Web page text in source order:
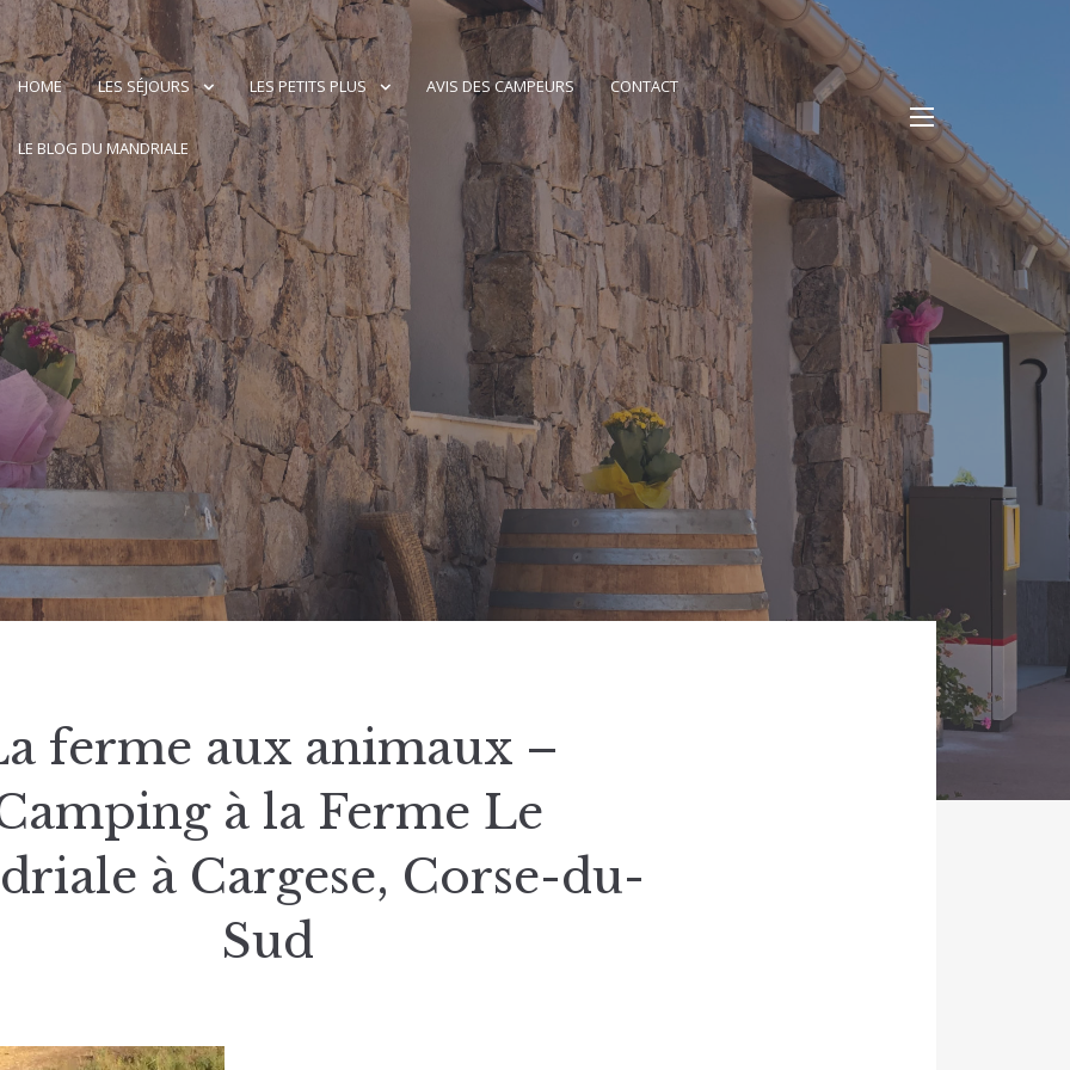
HOME LES SÉJOURS LES PETITS PLUS AVIS DES CAMPEURS CONTACT
LE BLOG DU MANDRIALE
ferme aux animaux –
à la Ferme Le
à Cargese, Corse-du-
Sud